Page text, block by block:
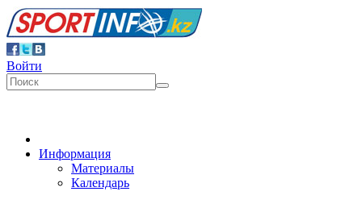
Войти
Информация
Материалы
Календарь